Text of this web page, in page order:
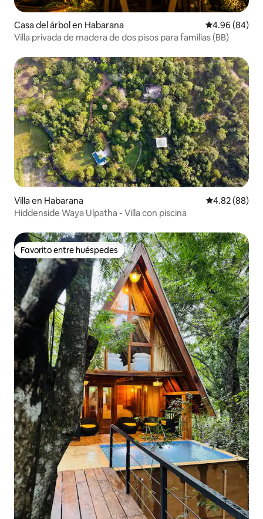
Casa del árbol en Habarana Calificación
4.96 (84)
Villa privada de madera de dos pisos para familias (BB)
Villa en Habarana Calificación
4.82 (88)
Hiddenside Waya Ulpatha - Villa con piscina
Favorito entre huéspedes
Favorito entre huéspedes